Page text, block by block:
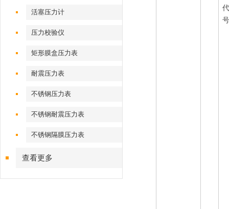
活塞压力计
压力校验仪
矩形膜盒压力表
耐震压力表
不锈钢压力表
不锈钢耐震压力表
不锈钢隔膜压力表
查看更多
代
号